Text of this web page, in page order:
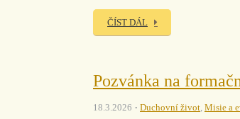
ČÍST DÁL
Pozvánka na
18.3.2026 Duchovní život, Misie a